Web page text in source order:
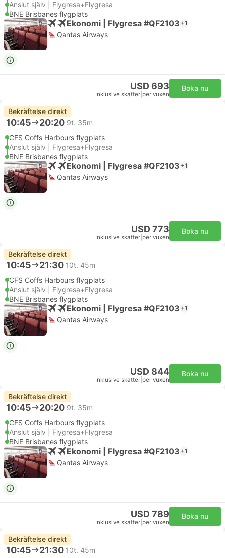
Anslut själv | Flygresa+Flygresa
BNE Brisbanes flygplats
Ekonomi | Flygresa #QF2103 +1
Qantas Airways
USD 693
Inklusive skatter per vuxen
Boka nu
Bekräftelse direkt
10:45 20:20 9t. 35m
CFS Coffs Harbours flygplats
Anslut själv | Flygresa+Flygresa
BNE Brisbanes flygplats
Ekonomi | Flygresa #QF2103 +1
Qantas Airways
USD 773
Inklusive skatter per vuxen
Boka nu
Bekräftelse direkt
10:45 21:30 10t. 45m
CFS Coffs Harbours flygplats
Anslut själv | Flygresa+Flygresa
BNE Brisbanes flygplats
Ekonomi | Flygresa #QF2103 +1
Qantas Airways
USD 844
Inklusive skatter per vuxen
Boka nu
Bekräftelse direkt
10:45 20:20 9t. 35m
CFS Coffs Harbours flygplats
Anslut själv | Flygresa+Flygresa
BNE Brisbanes flygplats
Ekonomi | Flygresa #QF2103 +1
Qantas Airways
USD 789
Inklusive skatter per vuxen
Boka nu
Bekräftelse direkt
10:45 21:30 10t. 45m